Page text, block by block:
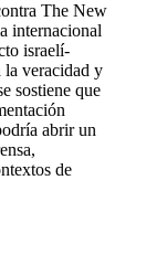
The New
internacional
israelí-
la veracidad y
sostiene que
abrir un
de